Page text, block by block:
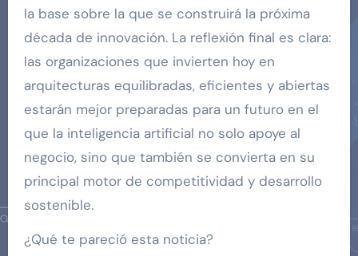
la base sobre la que se construirá la próxima
década de innovación. La reflexión final es clara:
las organizaciones que invierten hoy en
arquitecturas equilibradas, eficientes y abiertas
estarán mejor preparadas para un futuro en el
que la inteligencia artificial no solo apoye al
negocio, sino que también se convierta en su
principal motor de competitividad y desarrollo
sostenible.
¿Qué te pareció esta noticia?